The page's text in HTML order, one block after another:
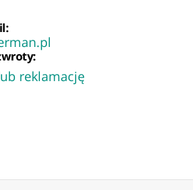
reklamację